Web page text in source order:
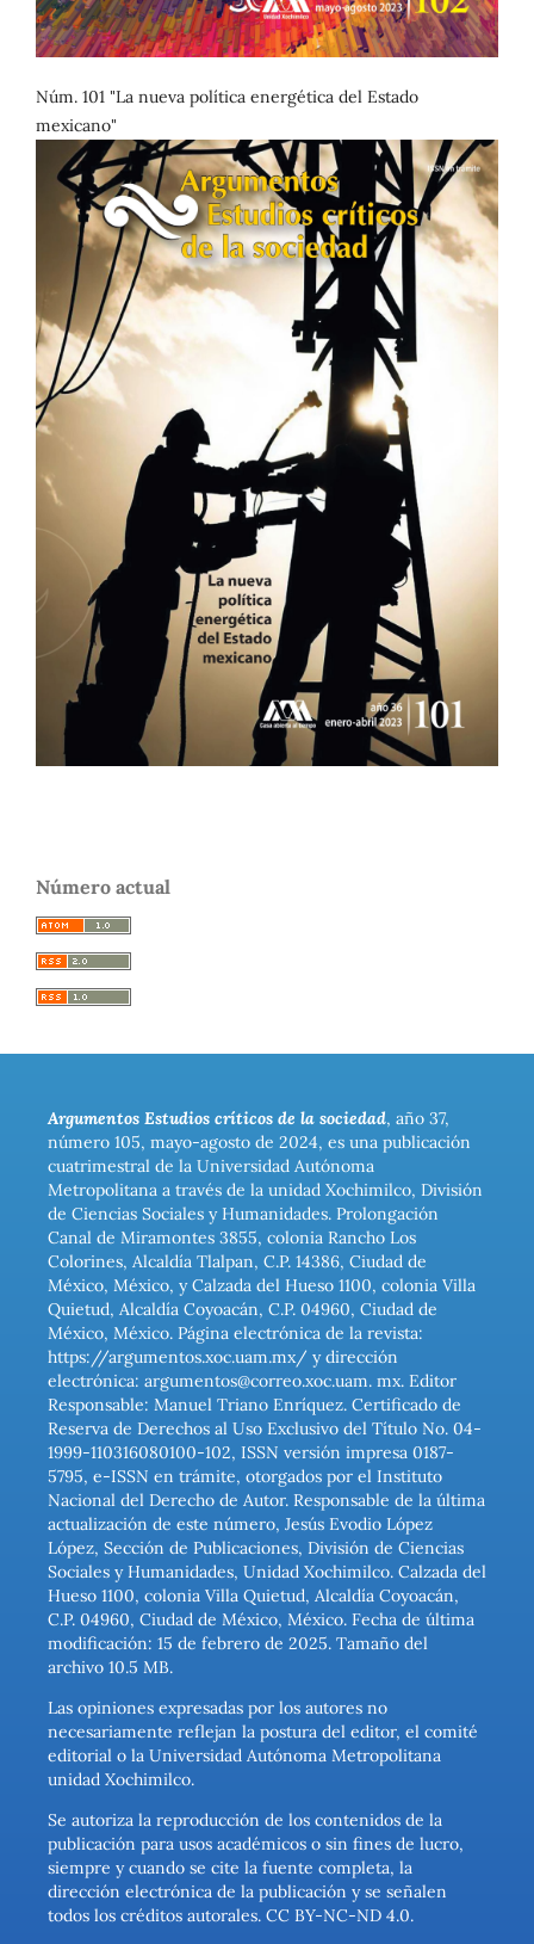
Núm. 101 "La nueva política energética del Estado
mexicano"
Número actual
Argumentos Estudios críticos de la sociedad, año 37,
número 105, mayo-agosto de 2024, es una publicación
cuatrimestral de la Universidad Autónoma
Metropolitana a través de la unidad Xochimilco, División
de Ciencias Sociales y Humanidades. Prolongación
Canal de Miramontes 3855, colonia Rancho Los
Colorines, Alcaldía Tlalpan, C.P. 14386, Ciudad de
México, México, y Calzada del Hueso 1100, colonia Villa
Quietud, Alcaldía Coyoacán, C.P. 04960, Ciudad de
México, México. Página electrónica de la revista:
https://argumentos.xoc.uam.mx/ y dirección
electrónica: argumentos@correo.xoc.uam. mx. Editor
Responsable: Manuel Triano Enríquez. Certificado de
Reserva de Derechos al Uso Exclusivo del Título No. 04-
1999-110316080100-102, ISSN versión impresa 0187-
5795, e-ISSN en trámite, otorgados por el Instituto
Nacional del Derecho de Autor. Responsable de la última
actualización de este número, Jesús Evodio López
López, Sección de Publicaciones, División de Ciencias
Sociales y Humanidades, Unidad Xochimilco. Calzada del
Hueso 1100, colonia Villa Quietud, Alcaldía Coyoacán,
C.P. 04960, Ciudad de México, México. Fecha de última
modificación: 15 de febrero de 2025. Tamaño del
archivo 10.5 MB.
Las opiniones expresadas por los autores no
necesariamente reflejan la postura del editor, el comité
editorial o la Universidad Autónoma Metropolitana
unidad Xochimilco.
Se autoriza la reproducción de los contenidos de la
publicación para usos académicos o sin fines de lucro,
siempre y cuando se cite la fuente completa, la
dirección electrónica de la publicación y se señalen
todos los créditos autorales. CC BY-NC-ND 4.0.